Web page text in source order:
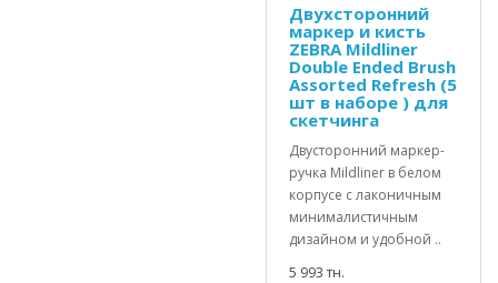
Двухсторонний
маркер и кисть
ZEBRA Mildliner
Double Ended Brush
Assorted Refresh (5
шт в наборе ) для
скетчинга
Двусторонний маркер-
ручка Mildliner в белом
корпусе с лаконичным
минималистичным
дизайном и удобной ..
5 993 тн.